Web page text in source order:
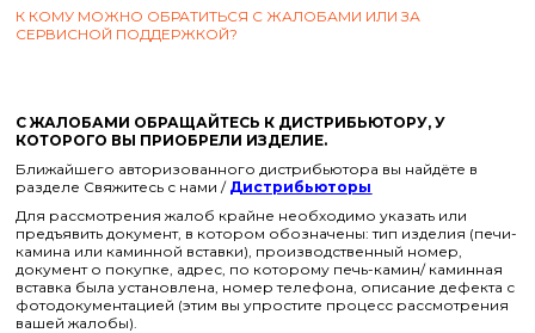
К КОМУ МОЖНО ОБРАТИТЬСЯ С ЖАЛОБАМИ ИЛИ ЗА
СЕРВИСНОЙ ПОДДЕРЖКОЙ?
С ЖАЛОБАМИ ОБРАЩАЙТЕСЬ К ДИСТРИБЬЮТОРУ, У
КОТОРОГО ВЫ ПРИОБРЕЛИ ИЗДЕЛИЕ.
Ближайшего авторизованного дистрибьютора вы найдёте в
разделе Свяжитесь с нами / Дистрибьюторы
Для рассмотрения жалоб крайне необходимо указать или
предъявить документ, в котором обозначены: тип изделия (печи-
камина или каминной вставки), производственный номер,
документ о покупке, адрес, по которому печь-камин/ каминная
вставка была установлена, номер телефона, описание дефекта с
фотодокументацией (этим вы упростите процесс рассмотрения
вашей жалобы).